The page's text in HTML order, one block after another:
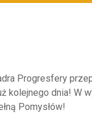
Progresfery
kolejnego dnia! W
Pomysłów!